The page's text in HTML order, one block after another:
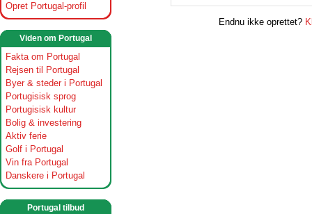
Opret Portugal-profil
Viden om Portugal
Fakta om Portugal
Rejsen til Portugal
Byer & steder i Portugal
Portugisisk sprog
Portugisisk kultur
Bolig & investering
Aktiv ferie
Golf i Portugal
Vin fra Portugal
Danskere i Portugal
Portugal tilbud
Endnu ikke oprettet?